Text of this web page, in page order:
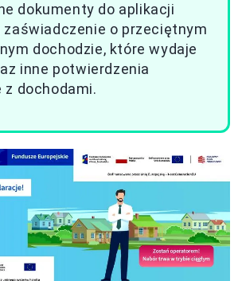
dokumenty do aplikacji
zaświadczenie o przeciętnym
dochodzie, które wydaje
inne potwierdzenia
z dochodami.